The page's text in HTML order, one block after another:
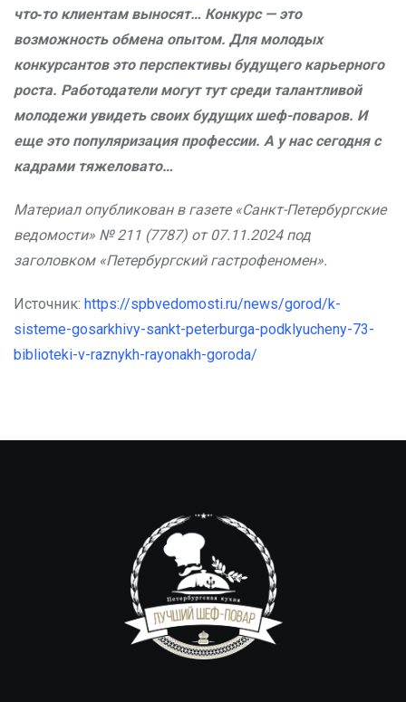
что‑то клиентам выносят… Конкурс — это
возможность обмена опытом. Для молодых
конкурсантов это перспективы будущего карьерного
роста. Работодатели могут тут среди талантливой
молодежи увидеть своих будущих шеф-поваров. И
еще это популяризация профессии. А у нас сегодня с
кадрами тяжеловато…
Материал опубликован в газете «Санкт-Петербургские
ведомости» № 211 (7787) от 07.11.2024 под
заголовком «Петербургский гастрофеномен».
Источник: https://spbvedomosti.ru/news/gorod/k-
sisteme-gosarkhivy-sankt-peterburga-podklyucheny-73-
biblioteki-v-raznykh-rayonakh-goroda/